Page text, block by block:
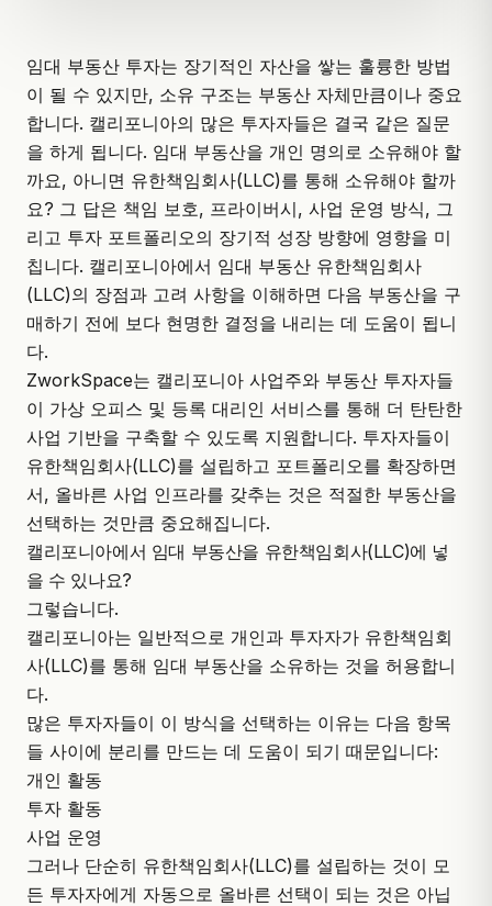
임대 부동산 투자는 장기적인 자산을 쌓는 훌륭한 방법
이 될 수 있지만, 소유 구조는 부동산 자체만큼이나 중요
합니다. 캘리포니아의 많은 투자자들은 결국 같은 질문
을 하게 됩니다. 임대 부동산을 개인 명의로 소유해야 할
까요, 아니면 유한책임회사(LLC)를 통해 소유해야 할까
요? 그 답은 책임 보호, 프라이버시, 사업 운영 방식, 그
리고 투자 포트폴리오의 장기적 성장 방향에 영향을 미
칩니다. 캘리포니아에서 임대 부동산 유한책임회사
(LLC)의 장점과 고려 사항을 이해하면 다음 부동산을 구
매하기 전에 보다 현명한 결정을 내리는 데 도움이 됩니
다.
ZworkSpace는 캘리포니아 사업주와 부동산 투자자들
이 가상 오피스 및 등록 대리인 서비스를 통해 더 탄탄한
사업 기반을 구축할 수 있도록 지원합니다. 투자자들이
유한책임회사(LLC)를 설립하고 포트폴리오를 확장하면
서, 올바른 사업 인프라를 갖추는 것은 적절한 부동산을
선택하는 것만큼 중요해집니다.
캘리포니아에서 임대 부동산을 유한책임회사(LLC)에 넣
을 수 있나요?
그렇습니다.
캘리포니아는 일반적으로 개인과 투자자가 유한책임회
사(LLC)를 통해 임대 부동산을 소유하는 것을 허용합니
다.
많은 투자자들이 이 방식을 선택하는 이유는 다음 항목
들 사이에 분리를 만드는 데 도움이 되기 때문입니다:
개인 활동
투자 활동
사업 운영
그러나 단순히 유한책임회사(LLC)를 설립하는 것이 모
든 투자자에게 자동으로 올바른 선택이 되는 것은 아닙